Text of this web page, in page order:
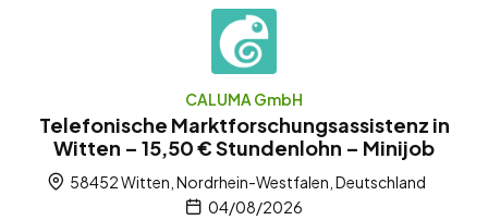
CALUMA GmbH
Telefonische Marktforschungsassistenz in
Witten – 15,50 € Stundenlohn – Minijob
58452 Witten, Nordrhein-Westfalen, Deutschland
04/08/2026